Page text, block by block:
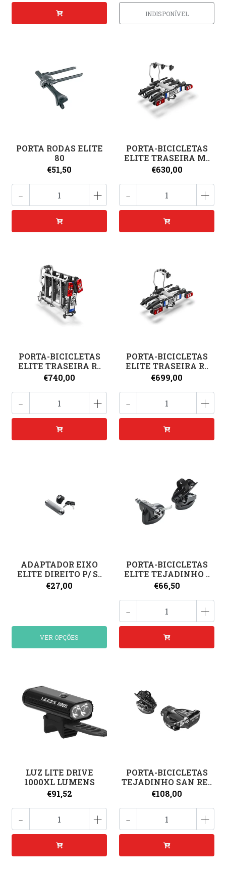
INDISPONÍVEL
PORTA RODAS ELITE
80
€51,50
- +
PORTA-BICICLETAS
ELITE TRASEIRA M..
€630,00
- +
PORTA-BICICLETAS
ELITE TRASEIRA R..
€740,00
- +
PORTA-BICICLETAS
ELITE TRASEIRA R..
€699,00
- +
ADAPTADOR EIXO
ELITE DIREITO P/ S..
€27,00
VER OPÇÕES
PORTA-BICICLETAS
ELITE TEJADINHO ..
€66,50
- +
LUZ LITE DRIVE
1000XL LUMENS
€91,52
- +
PORTA-BICICLETAS
TEJADINHO SAN RE..
€108,00
- +